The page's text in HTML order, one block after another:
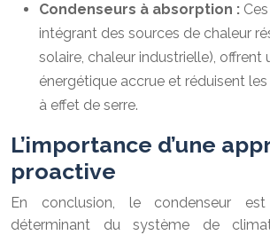
Condenseurs à absorption :
intégrant des sources de chaleur
solaire, chaleur industrielle), offrent
énergétique accrue et réduisent
à effet de serre.
L’importance d’une
proactive
En conclusion, le condenseur
déterminant du système de